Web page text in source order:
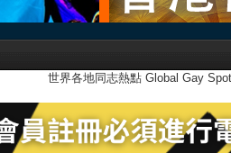
世界各地同志熱點 Global Gay